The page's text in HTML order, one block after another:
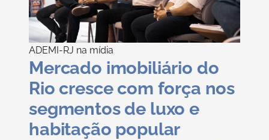
ADEMI-RJ na mídia
Mercado imobiliário do
Rio cresce com força nos
segmentos de luxo e
habitação popular